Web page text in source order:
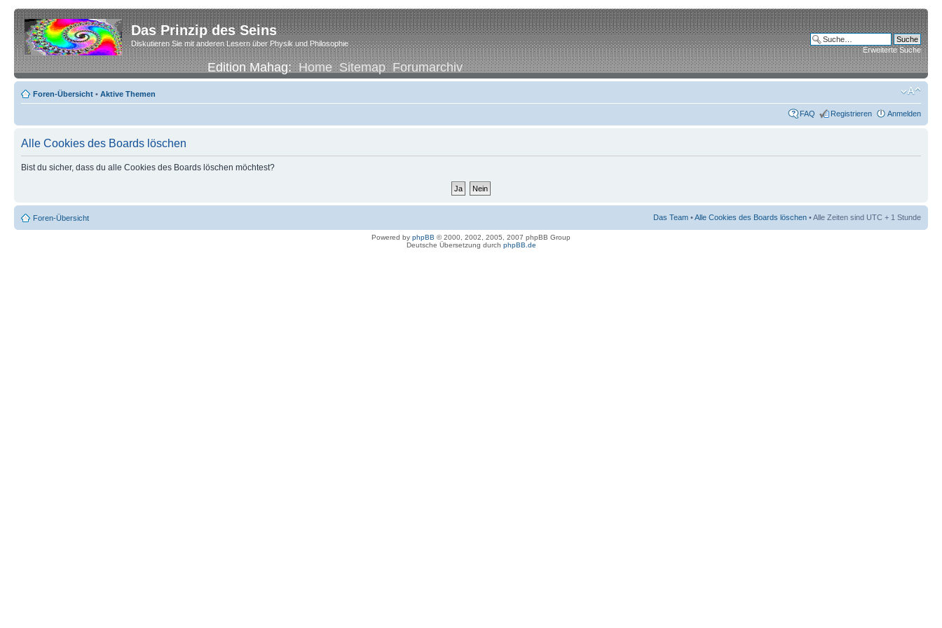
Das Prinzip des Seins
Diskutieren Sie mit anderen Lesern über Physik und Philosophie
Edition Mahag:Home Sitemap Forumarchiv
Erweiterte Suche
Foren-Übersicht • Aktive Themen
FAQ Registrieren Anmelden
Alle Cookies des Boards löschen
Bist du sicher, dass du alle Cookies des Boards löschen möchtest?
Foren-Übersicht Das Team •Alle Cookies des Boards löschen • Alle Zeiten sind UTC + 1 Stunde
Powered by phpBB © 2000, 2002, 2005, 2007 phpBB Group
Deutsche Übersetzung durch phpBB.de